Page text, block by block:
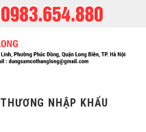
NHẬP KHẨU